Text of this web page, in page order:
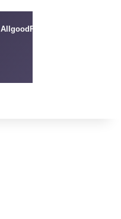
AllgoodRadio – Live